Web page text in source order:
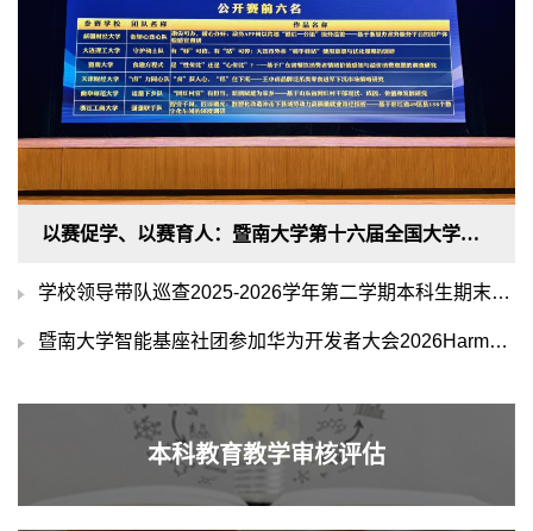
以赛促学、以赛育人：暨南大学第十六届全国大学生市场调查与分析大赛落幕
学校领导带队巡查2025-2026学年第二学期本科生期末考试工作
暨南大学智能基座社团参加华为开发者大会2026HarmonyOS学生公开课活动
本科教育教学审核评估